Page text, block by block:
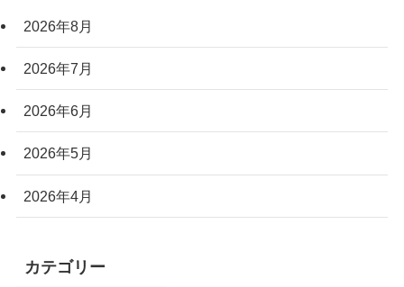
2026年8月
2026年7月
2026年6月
2026年5月
2026年4月
カテゴリー